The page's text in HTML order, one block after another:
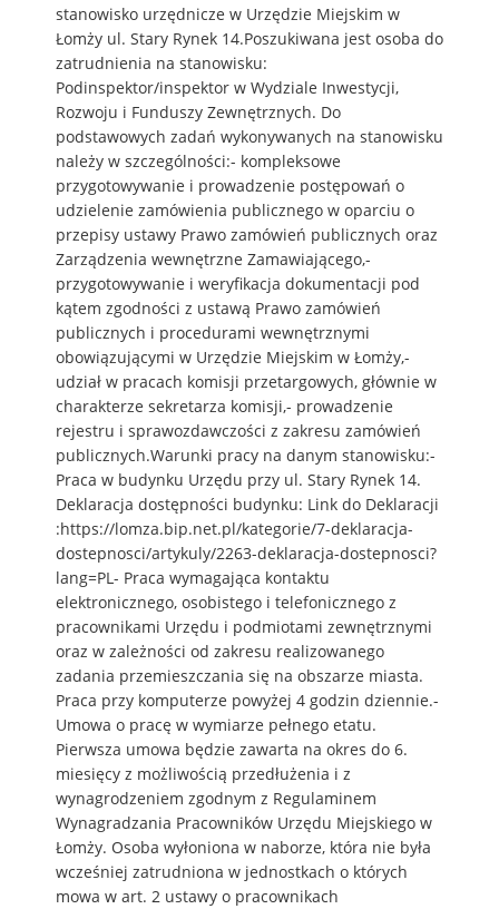
stanowisko urzędnicze w Urzędzie Miejskim w
Łomży ul. Stary Rynek 14.Poszukiwana jest osoba do
zatrudnienia na stanowisku:
Podinspektor/inspektor w Wydziale Inwestycji,
Rozwoju i Funduszy Zewnętrznych. Do
podstawowych zadań wykonywanych na stanowisku
należy w szczególności:- kompleksowe
przygotowywanie i prowadzenie postępowań o
udzielenie zamówienia publicznego w oparciu o
przepisy ustawy Prawo zamówień publicznych oraz
Zarządzenia wewnętrzne Zamawiającego,-
przygotowywanie i weryfikacja dokumentacji pod
kątem zgodności z ustawą Prawo zamówień
publicznych i procedurami wewnętrznymi
obowiązującymi w Urzędzie Miejskim w Łomży,-
udział w pracach komisji przetargowych, głównie w
charakterze sekretarza komisji,- prowadzenie
rejestru i sprawozdawczości z zakresu zamówień
publicznych.Warunki pracy na danym stanowisku:-
Praca w budynku Urzędu przy ul. Stary Rynek 14.
Deklaracja dostępności budynku: Link do Deklaracji
:https://lomza.bip.net.pl/kategorie/7-deklaracja-
dostepnosci/artykuly/2263-deklaracja-dostepnosci?
lang=PL- Praca wymagająca kontaktu
elektronicznego, osobistego i telefonicznego z
pracownikami Urzędu i podmiotami zewnętrznymi
oraz w zależności od zakresu realizowanego
zadania przemieszczania się na obszarze miasta.
Praca przy komputerze powyżej 4 godzin dziennie.-
Umowa o pracę w wymiarze pełnego etatu.
Pierwsza umowa będzie zawarta na okres do 6.
miesięcy z możliwością przedłużenia i z
wynagrodzeniem zgodnym z Regulaminem
Wynagradzania Pracowników Urzędu Miejskiego w
Łomży. Osoba wyłoniona w naborze, która nie była
wcześniej zatrudniona w jednostkach o których
mowa w art. 2 ustawy o pracownikach